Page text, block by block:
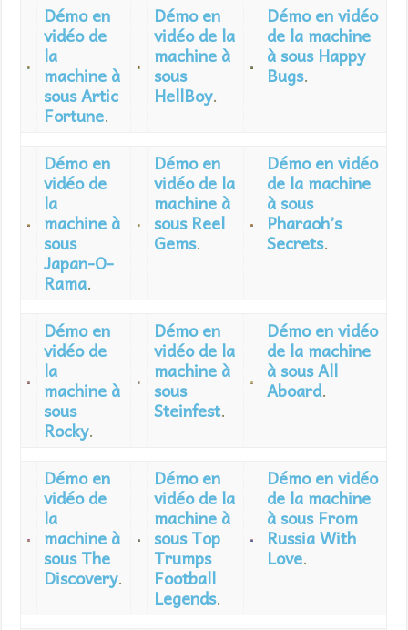
Démo en
vidéo de
la
machine à
sous Artic
Fortune.
Démo en
vidéo de la
machine à
sous
HellBoy.
Démo en vidéo
de la machine
à sous Happy
Bugs.
Démo en
vidéo de
la
machine à
sous
Japan-O-
Rama.
Démo en
vidéo de la
machine à
sous Reel
Gems.
Démo en vidéo
de la machine
à sous
Pharaoh’s
Secrets.
Démo en
vidéo de
la
machine à
sous
Rocky.
Démo en
vidéo de la
machine à
sous
Steinfest.
Démo en vidéo
de la machine
à sous All
Aboard.
Démo en
vidéo de
la
machine à
sous The
Discovery.
Démo en
vidéo de la
machine à
sous Top
Trumps
Football
Legends.
Démo en vidéo
de la machine
à sous From
Russia With
Love.